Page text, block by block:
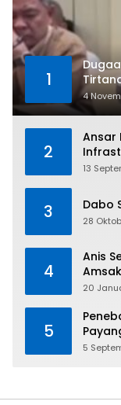
1
4
2
Ansar
13
3 Dabo
28
4
Anis
20
5
5